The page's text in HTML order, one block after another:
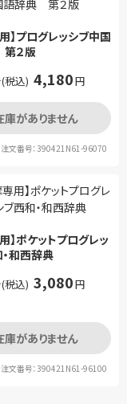
】プログレッシブ中国
２版
税込) 4,180円
庫がありません
注文番号：390421N61-96070
】ポケットプログレッ
和西辞典
税込) 3,080円
庫がありません
注文番号：390421N61-96100